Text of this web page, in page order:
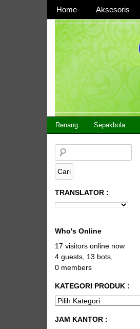
Home Aksesoris
CV JAYA
Menyediakan Semua
Page 2
Renang Sepakbola
TRANSLATOR :
Who's Online
17 visitors online now
4 guests, 13 bots,
0 members
KATEGORI PRODUK :
JAM KANTOR :